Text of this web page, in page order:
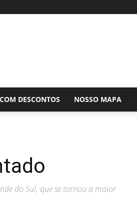
DESCONTOS NOSSO MAPA
do Sul, que se tornou a maior